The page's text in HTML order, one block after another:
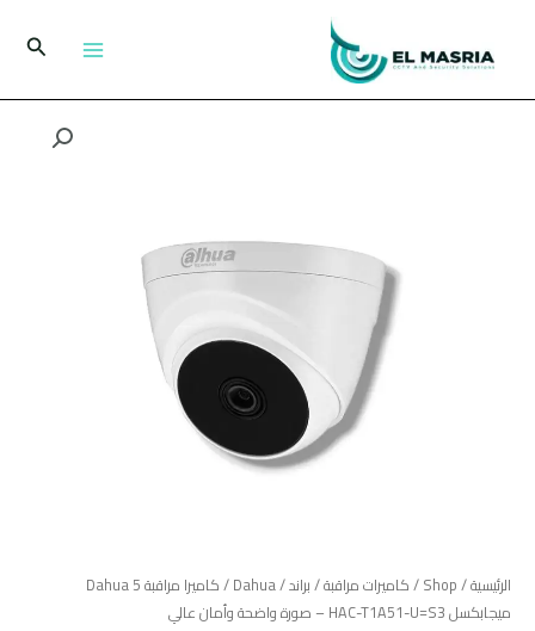
المحتوى
البحث
الرئيسية/
Shop
/كاميرات مراقبة/براند/
Dahua
/ كاميرا مراقبة Dahua 5
ميجابكسل HAC-T1A51-U=S3 – صورة واضحة وأمان عالي